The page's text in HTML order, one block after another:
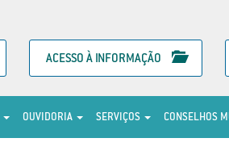
ACESSO À INFORMAÇÃO
OUVIDORIA SERVIÇOS CONSELHOS